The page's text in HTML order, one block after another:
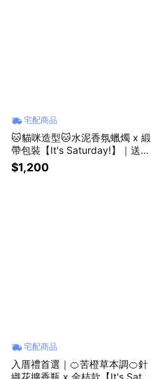
宅配商品
🐱貓咪造型🐱水泥香氛蠟燭 x 緞
帶包裝【It's Saturday!】｜送禮
首選．生日禮物．獅子座．情人
節禮物．喬遷禮
$1,200
宅配商品
入厝禮首選｜🍊苦橙草本調🍊針
織花擴香瓶 x 金桔款【It's Satur